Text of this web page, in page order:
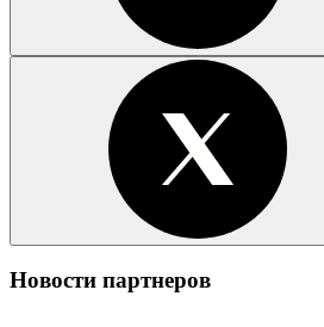
Новости партнеров